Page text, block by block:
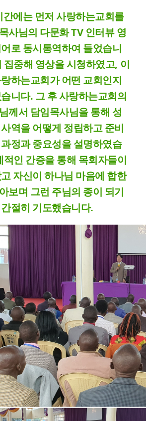
간에는 먼저 사랑하는교회를
사님의 다문화TV 인터뷰 영
로 동시통역하여 들었습니
집중해 영상을 시청하였고, 이
하는교회가 어떤 교회인지
니다. 그 후 사랑하는교회의
께서 담임목사님을 통해 성
역을 어떻게 정립하고 준비
정과 중요성을 설명하였습
적인 간증을 통해 목회자들이
자신이 하나님 마음에 합한
보며 그런 주님의 종이 되기
절히 기도했습니다.